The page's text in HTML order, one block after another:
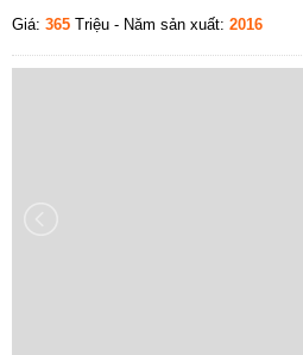
Giá: 365 Triệu - Năm sản xuất: 2016